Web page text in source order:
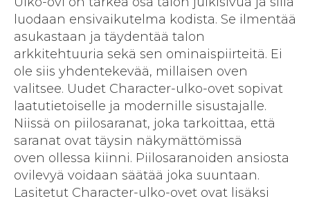
luodaan ensivaikutelma kodista. Se ilmentää
asukastaan ja täydentää talon
arkkitehtuuria sekä sen ominaispiirteitä. Ei
ole siis yhdentekevää, millaisen oven
valitsee. Uudet Character-ulko-ovet sopivat
laatutietoiselle ja modernille sisustajalle.
Niissä on piilosaranat, joka tarkoittaa, että
saranat ovat täysin näkymättömissä
oven ollessa kiinni. Piilosaranoiden ansiosta
ovilevyä voidaan säätää joka suuntaan.
Lasitetut Character-ulko-ovet ovat lisäksi